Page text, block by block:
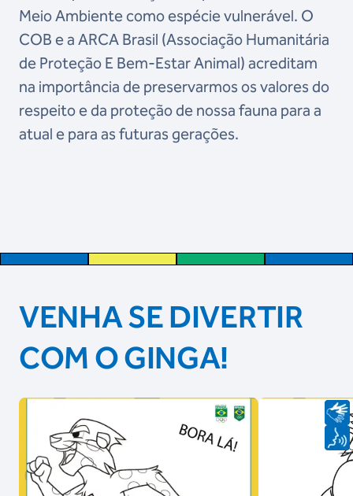
Meio Ambiente como espécie vulnerável. O
COB e a ARCA Brasil (Associação Humanitária
de Proteção E Bem-Estar Animal) acreditam
na importância de preservarmos os valores do
respeito e da proteção de nossa fauna para a
atual e para as futuras gerações.
VENHA SE DIVERTIR
COM O GINGA!